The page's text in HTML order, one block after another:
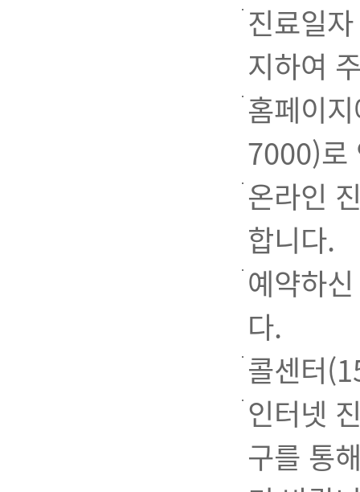
진료일
지하여
홈페이
7000)로
온라인
합니다.
예약하
다.
콜센터
인터넷
구를 통